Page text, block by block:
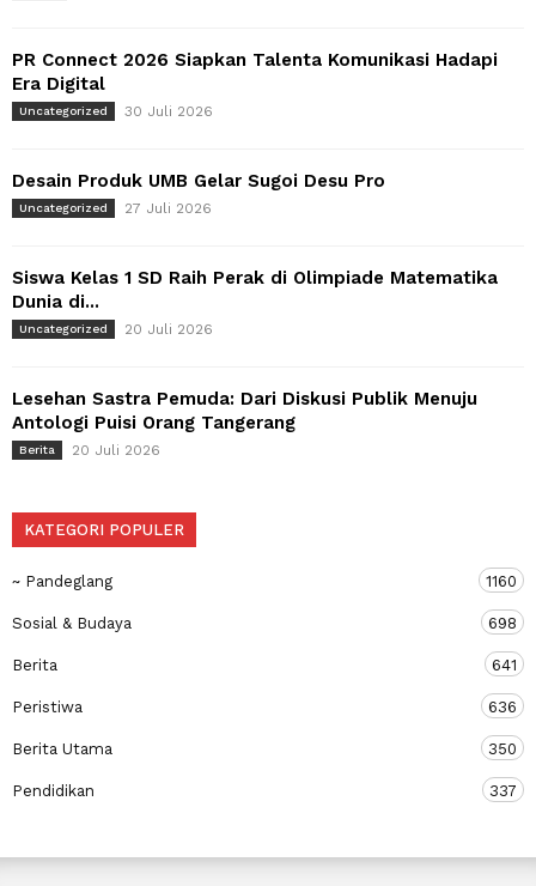
PR Connect 2026 Siapkan Talenta Komunikasi Hadapi
Era Digital
Uncategorized 30 Juli 2026
Desain Produk UMB Gelar Sugoi Desu Pro
Uncategorized 27 Juli 2026
Siswa Kelas 1 SD Raih Perak di Olimpiade Matematika
Dunia di...
Uncategorized 20 Juli 2026
Lesehan Sastra Pemuda: Dari Diskusi Publik Menuju
Antologi Puisi Orang Tangerang
Berita 20 Juli 2026
KATEGORI POPULER
~ Pandeglang 1160
Sosial & Budaya 698
Berita 641
Peristiwa 636
Berita Utama 350
Pendidikan 337